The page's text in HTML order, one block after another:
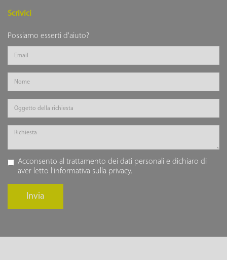
Scrivici
Possiamo esserti d'aiuto?
Acconsento al trattamento dei dati personali e dichiaro di
aver letto l’informativa sulla privacy.
Invia